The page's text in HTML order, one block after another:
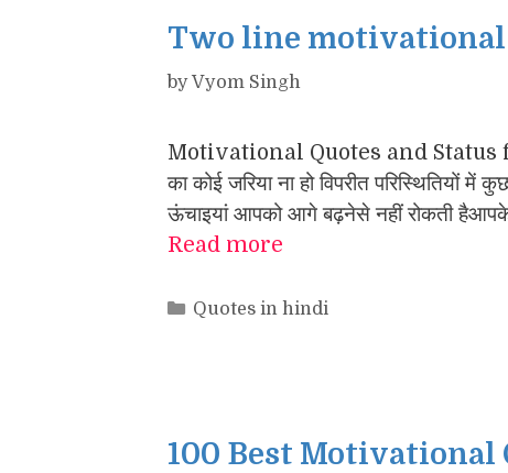
Two line
byVyom Singh
Motivational Quotes and Status
का कोई जरिया ना हो विपरीत परिस्थितियों
ऊंचाइयां आपको आगे बढ़नेसे नहीं रोकती
Read more
Categories
Quotes in hindi
100 Best